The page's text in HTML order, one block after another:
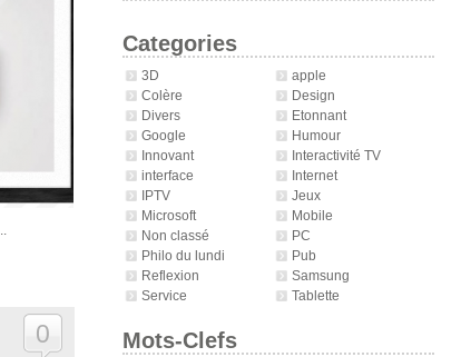
Categories
3D
apple
Colère
Design
Divers
Etonnant
Google
Humour
Innovant
Interactivité TV
interface
Internet
IPTV
Jeux
Microsoft
Mobile
Non classé
PC
Philo du lundi
Pub
Reflexion
Samsung
Service
Tablette
Mots-Clefs
0